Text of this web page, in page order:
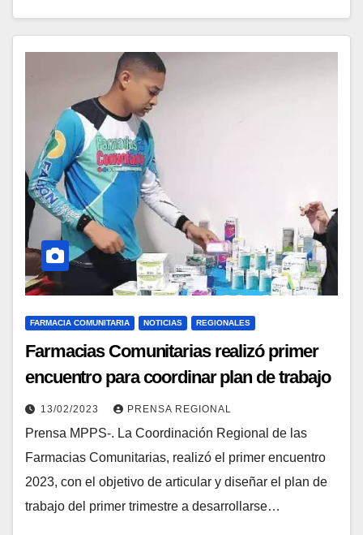
FARMACIA COMUNITARIA NOTICIAS REGIONALES
Farmacias Comunitarias realizó primer
encuentro para coordinar plan de trabajo
202313/02/2023 PRENSA REGIONAL
Prensa MPPS-. La Coordinación Regional de las
Farmacias Comunitarias, realizó el primer encuentro
2023, con el objetivo de articular y diseñar el plan de
trabajo del primer trimestre a desarrollarse…